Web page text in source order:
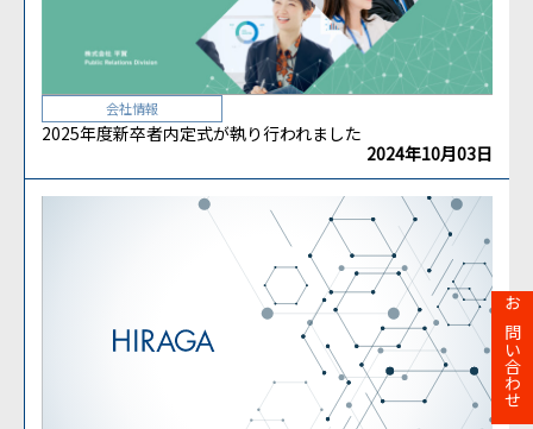
お問い合わせ
会社情報
2025年度新卒者内定式が執り行われました
2024年10月03日